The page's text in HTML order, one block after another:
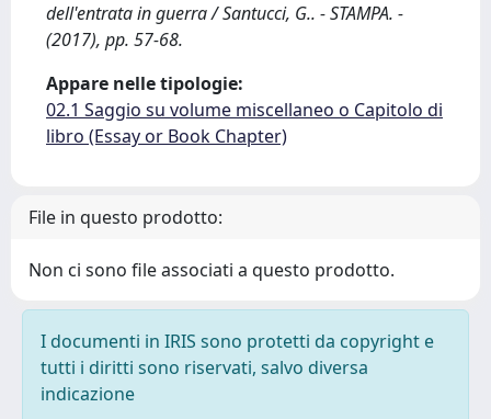
dell'entrata in guerra / Santucci, G.. - STAMPA. -
(2017), pp. 57-68.
Appare nelle tipologie:
02.1 Saggio su volume miscellaneo o Capitolo di
libro (Essay or Book Chapter)
File in questo prodotto:
Non ci sono file associati a questo prodotto.
I documenti in IRIS sono protetti da copyright e
tutti i diritti sono riservati, salvo diversa
indicazione